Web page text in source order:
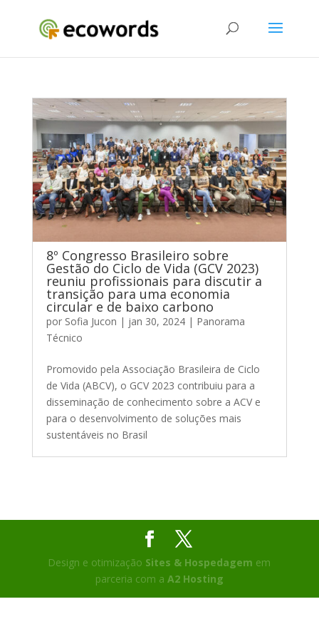
8º Congresso Brasileiro sobre
Gestão do Ciclo de Vida (GCV 2023)
reuniu profissionais para discutir a
transição para uma economia
circular e de baixo carbono
por Sofia Jucon | jan 30, 2024| Panorama
Técnico
Promovido pela Associação Brasileira de Ciclo
de Vida (ABCV), o GCV 2023 contribuiu para a
disseminação de conhecimento sobre a ACV e
para o desenvolvimento de soluções mais
sustentáveis no Brasil
Design e otimização Sites & Hospedagem em
parceria com a A2 Hosting